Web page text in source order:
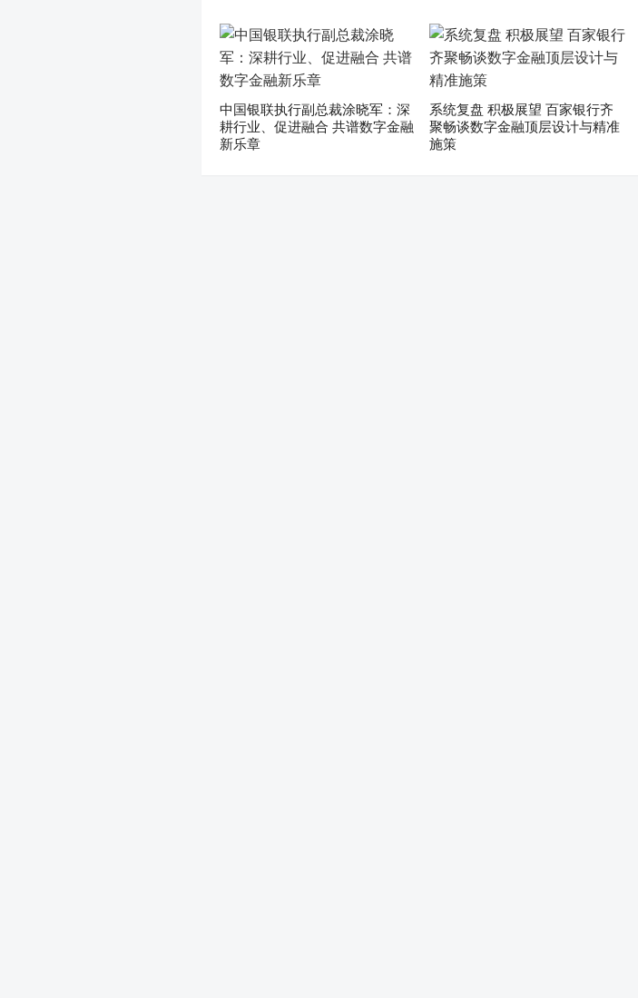
中国银联执行副总裁涂晓军：深
耕行业、促进融合 共谱数字金融
新乐章
系统复盘 积极展望 百家银行齐
聚畅谈数字金融顶层设计与精准
施策